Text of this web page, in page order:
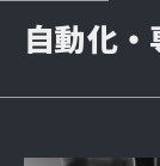
自動化